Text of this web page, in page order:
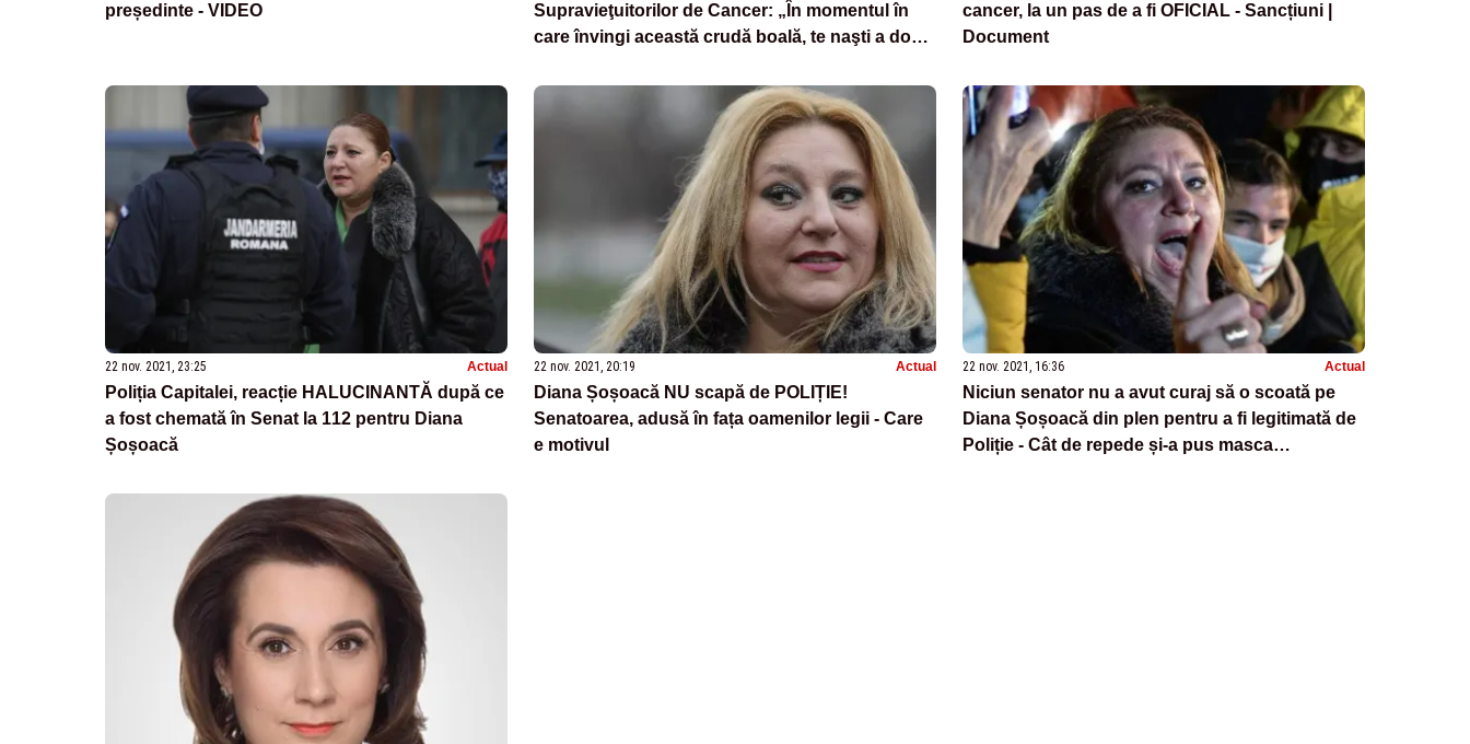
președinte - VIDEO
Supravieţuitorilor de Cancer: „În momentul în
care învingi această crudă boală, te naşti a doua
cancer, la un pas de a fi OFICIAL - Sancțiuni |
Document
22 nov. 2021, 23:25 Actual
Poliția Capitalei, reacție HALUCINANTĂ după ce
a fost chemată în Senat la 112 pentru Diana
Șoșoacă
22 nov. 2021, 20:19 Actual
Diana Șoșoacă NU scapă de POLIȚIE!
Senatoarea, adusă în fața oamenilor legii - Care
e motivul
22 nov. 2021, 16:36 Actual
Niciun senator nu a avut curaj să o scoată pe
Diana Șoșoacă din plen pentru a fi legitimată de
Poliție - Cât de repede și-a pus masca